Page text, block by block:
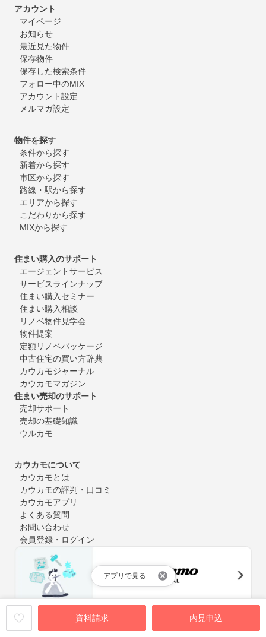
資料請求 内見申込
アプリで見る
アカウント
マイページ
お知らせ
最近見た物件
保存物件
保存した検索条件
フォロー中のMIX
アカウント設定
メルマガ設定
物件を探す
条件から探す
新着から探す
市区から探す
路線・駅から探す
エリアから探す
こだわりから探す
MIXから探す
住まい購入のサポート
エージェントサービス
サービスラインナップ
住まい購入セミナー
住まい購入相談
リノベ物件見学会
物件提案
定額リノベパッケージ
中古住宅の買い方辞典
カウカモジャーナル
カウカモマガジン
住まい売却のサポート
売却サポート
売却の基礎知識
ウルカモ
カウカモについて
カウカモとは
カウカモの評判・口コミ
カウカモアプリ
よくある質問
お問い合わせ
会員登録・ログイン